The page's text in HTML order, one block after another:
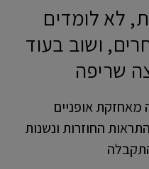
לא לומדים
ושוב בעוד
שריפה
אופניים
החוזרות ונשנות